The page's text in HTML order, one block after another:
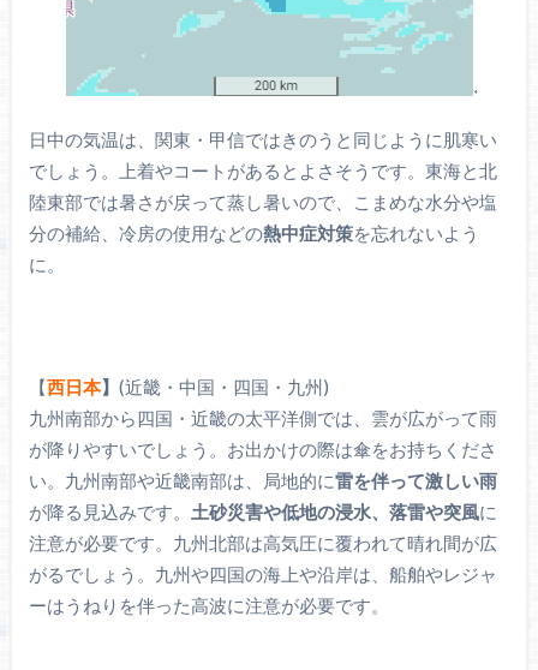
日中の気温は、関東・甲信ではきのうと同じように肌寒い
でしょう。上着やコートがあるとよさそうです。東海と北
陸東部では暑さが戻って蒸し暑いので、こまめな水分や塩
分の補給、冷房の使用などの熱中症対策を忘れないよう
に。
【西日本】 (近畿・中国・四国・九州)
九州南部から四国・近畿の太平洋側では、雲が広がって雨
が降りやすいでしょう。お出かけの際は傘をお持ちくださ
い。九州南部や近畿南部は、局地的に雷を伴って激しい雨
が降る見込みです。 土砂災害や低地の浸水、落雷や突風に
注意が必要です。九州北部は高気圧に覆われて晴れ間が広
がるでしょう。九州や四国の海上や沿岸は、船舶やレジャ
ーはうねりを伴った高波に注意が必要です。